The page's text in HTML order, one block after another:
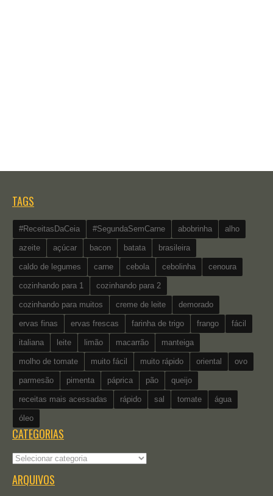
TAGS
#ReceitasDaCeia #SegundaSemCarne abobrinha alho
azeite açúcar bacon batata brasileira
caldo de legumes carne cebola cebolinha cenoura
cozinhando para 1 cozinhando para 2
cozinhando para muitos creme de leite demorado
ervas finas ervas frescas farinha de trigo frango fácil
italiana leite limão macarrão manteiga
molho de tomate muito fácil muito rápido oriental ovo
parmesão pimenta páprica pão queijo
receitas mais acessadas rápido sal tomate água
óleo
CATEGORIAS
Categorias
ARQUIVOS